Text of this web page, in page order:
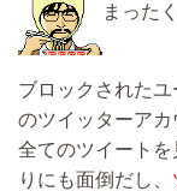
まった
ブロックされた
のツイッターア
全てのツイート
りにも面倒だし、